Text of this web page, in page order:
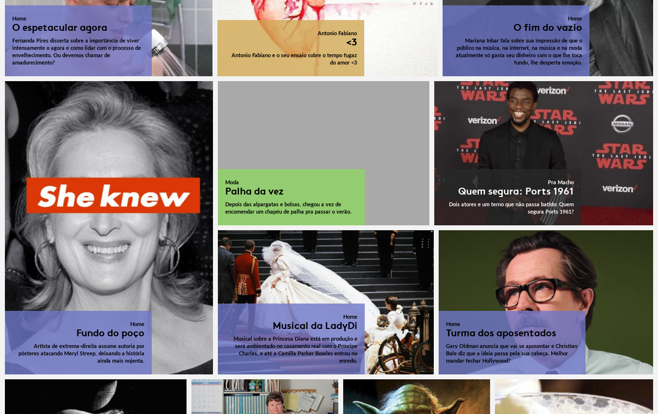
Home
O espetacular agora
Fernanda Pires disserta sobre a importância de viver
intensamente o agora e como lidar com o processo de
envelhecimento. Ou devemos chamar de
amadurecimento?
Antonio Fabiano
<3
Antonio Fabiano e o seu ensaio sobre o tempo fugaz
do amor <3
Home
O fim do vazio
Mariana Inbar fala sobre sua impressão de que o
público na música, na internet, na música e na moda
atualmente só gasta seu dinheiro com o que lhe toca
fundo, lhe desperta emoção.
Moda
Palha da vez
Depois das alpargatas e bolsas, chegou a vez de
encomendar um chapéu de palha pra passar o verão.
Pra Macho
Quem segura: Ports 1961
Dois atores e um terno que não passa batido: Quem
segura Ports 1961?
Home
Musical da LadyDi
Musical sobre a Princesa Diana está em produção e
será ambientado no casamento real com o Príncipe
Charles, e até a Camilla Parker Bowles entrou no
enredo.
Home
Turma dos aposentados
Gary Oldman anuncia que vai se aposentar e Christian
Bale diz que a ideia passa pela sua cabeça. Melhor
mandar fechar Hollywood?
Home
Fundo do poço
Artista de extrema-direita assume autoria por
pôsteres atacando Meryl Streep, deixando a história
ainda mais nojenta.